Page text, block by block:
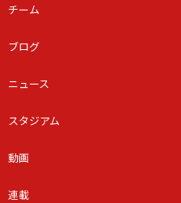
チーム
ブログ
ニュース
スタジアム
動画
連載